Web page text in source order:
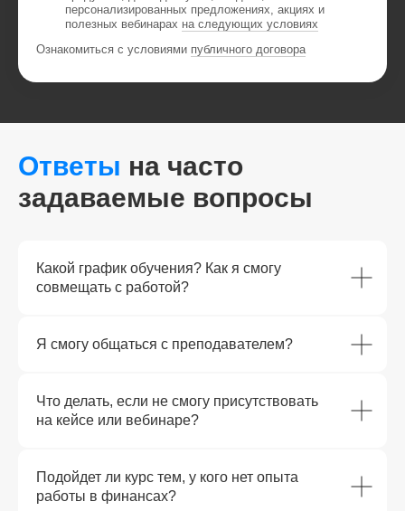
персонализированных предложениях, акциях и
полезных вебинарах на следующих условиях
Ознакомиться с условиями публичного договора
Ответы на часто
задаваемые вопросы
Какой график обучения? Как я смогу
совмещать с работой?
Я смогу общаться с преподавателем?
Что делать, если не смогу присутствовать
на кейсе или вебинаре?
Подойдет ли курс тем, у кого нет опыта
работы в финансах?